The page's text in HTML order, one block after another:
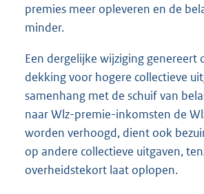
premies meer opleveren en de
minder.
Een dergelijke wijziging genereert
dekking voor hogere collectieve
samenhang met de schuif van
naar Wlz-premie-inkomsten de
worden verhoogd, dient ook
op andere collectieve uitgaven,
overheidstekort laat oplopen.